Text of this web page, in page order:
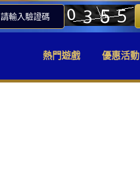
請輸入驗證碼
熱門遊戲 優惠活動